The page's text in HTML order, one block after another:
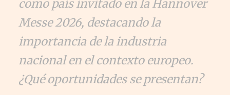
como país invitado en la Hannover
Messe 2026, destacando la
importancia de la industria
nacional en el contexto europeo.
¿Qué oportunidades se presentan?